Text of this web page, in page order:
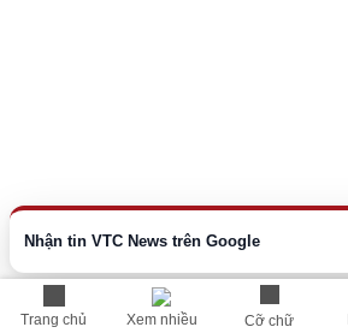
Trang chủ Xem nhiều Cỡ chữ
Nhận tin VTC News trên Google